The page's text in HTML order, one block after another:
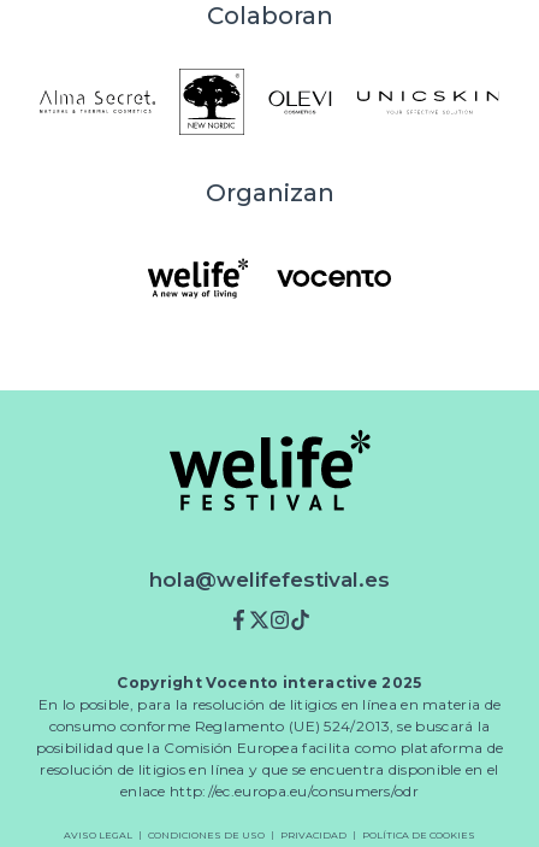
Colaboran
Organizan
hola@welifefestival.es
Facebook
Twitter
Instagram
Copyright Vocento interactive 2025
En lo posible, para la resolución de litigios en línea en materia de
consumo conforme Reglamento (UE) 524/2013, se buscará la
posibilidad que la Comisión Europea facilita como plataforma de
resolución de litigios en línea y que se encuentra disponible en el
enlace http://ec.europa.eu/consumers/odr
AVISO LEGAL CONDICIONES DE USO PRIVACIDAD POLÍTICA DE COOKIES